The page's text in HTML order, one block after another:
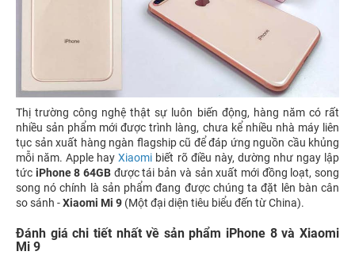
Thị trường công nghệ thật sự luôn biến động, hàng năm có rất
nhiều sản phẩm mới được trình làng, chưa kể nhiều nhà máy liên
tục sản xuất hàng ngàn flagship cũ để đáp ứng nguồn cầu khủng
mỗi năm. Apple hayXiaomi biết rõ điều này, dường như ngay lập
tức iPhone 8 64GB được tái bản và sản xuất mới đồng loạt, song
song nó chính là sản phẩm đang được chúng ta đặt lên bàn cân
so sánh -Xiaomi Mi 9 (Một đại diện tiêu biểu đến từ China).
Đánh giá chi tiết nhất về sản phẩm iPhone 8 và Xiaomi
Mi 9